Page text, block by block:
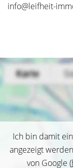
info@leifheit-
Ich bin damit
angezeigt
von Google (